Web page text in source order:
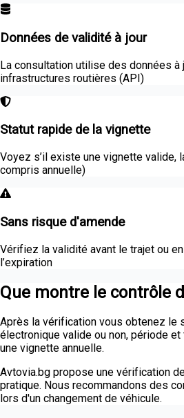
Données de validité à jour
La consultation utilise des données à
infrastructures routières (API)
Statut rapide de la vignette
Voyez s’il existe une vignette valide,
compris annuelle)
Sans risque d'amende
Vérifiez la validité avant le trajet ou
l’expiration
Que montre le contrôle
Après la vérification vous obtenez le
électronique valide ou non, période
une vignette annuelle.
Avtovia.bg propose une vérification
pratique. Nous recommandons des
lors d'un changement de véhicule.